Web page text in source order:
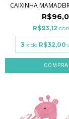
CAIXINHA
R$93,12
3 x de R$32,00